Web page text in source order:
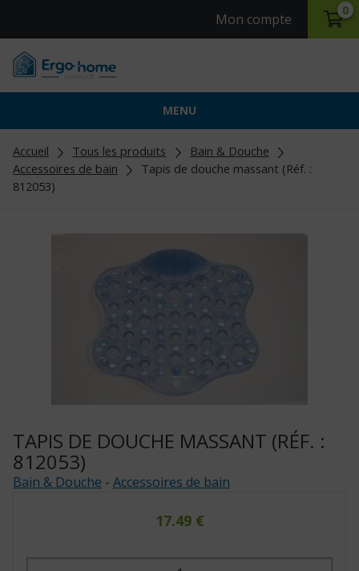
Mon compte
0
MENU
Accueil Tous les produits
Bain & Douche
Accessoires de bain
Tapis de douche massant (Réf. :
812053)
TAPIS DE DOUCHE MASSANT (RÉF. :
812053)
Bain & Douche - Accessoires de bain
17.49 €
quantité